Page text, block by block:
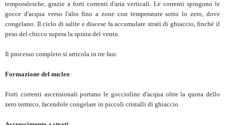
temporalesche, grazie a forti correnti d'aria verticali. Le correnti spingono le
gocce d'acqua verso l'alto fino a zone con temperature sotto lo zero, dove
congelano. Il ciclo di salite e discese fa accumulare strati di ghiaccio, finché il
peso del chicco supera la spinta del vento.
Il processo completo si articola in tre fasi:
Formazione del nucleo:
Forti correnti ascensionali portano le goccioline d'acqua oltre la quota dello
zero termico, facendole congelare in piccoli cristalli di ghiaccio.